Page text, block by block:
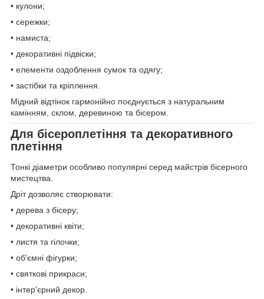
• кулони;
• сережки;
• намиста;
• декоративні підвіски;
• елементи оздоблення сумок та одягу;
• застібки та кріплення.
Мідний відтінок гармонійно поєднується з натуральним
камінням, склом, деревиною та бісером.
Для бісероплетіння та декоративного
плетіння
Тонкі діаметри особливо популярні серед майстрів бісерного
мистецтва.
Дріт дозволяє створювати:
• дерева з бісеру;
• декоративні квіти;
• листя та гілочки;
• об'ємні фігурки;
• святкові прикраси;
• інтер'єрний декор.